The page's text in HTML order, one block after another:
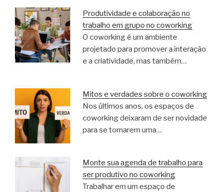
Produtividade e colaboração no
trabalho em grupo no coworking
O coworking é um ambiente
projetado para promover a interação
e a criatividade, mas também…
Mitos e verdades sobre o coworking
Nos últimos anos, os espaços de
coworking deixaram de ser novidade
para se tornarem uma…
Monte sua agenda de trabalho para
ser produtivo no coworking
Trabalhar em um espaço de